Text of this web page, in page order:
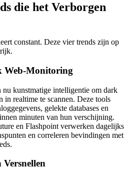
die het Verborgen
constant. Deze vier trends zijn op
Web-Monitoring
kunstmatige intelligentie om dark
in realtime te scannen. Deze tools
gelekte databases en
minuten van hun verschijning.
en Flashpoint verwerken dagelijks
en correleren bevindingen met